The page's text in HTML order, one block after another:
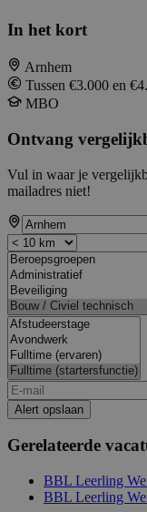
In het kort
Arnhem
Tussen €3.000 en
MBO
Ontvang
Vul in waar je
mailadres niet!
Alert opslaan
Gerelateerde
BBL Leerling
BBL Leerling